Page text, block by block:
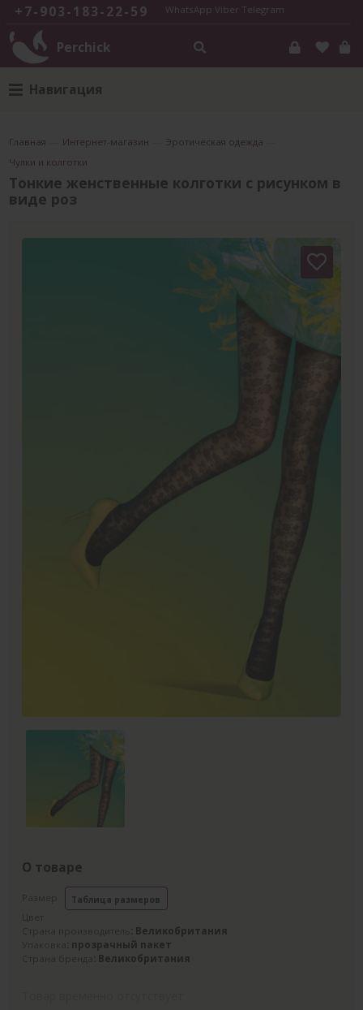
+7-903-183-22-59 WhatsApp Viber Telegram
Perchick
Навигация
Главная Интернет-магазин Эротическая одежда
Чулки и колготки
Тонкие женственные колготки с рисунком в
виде роз
О товаре
Таблица размеров
: Великобритания
: прозрачный пакет
: Великобритания